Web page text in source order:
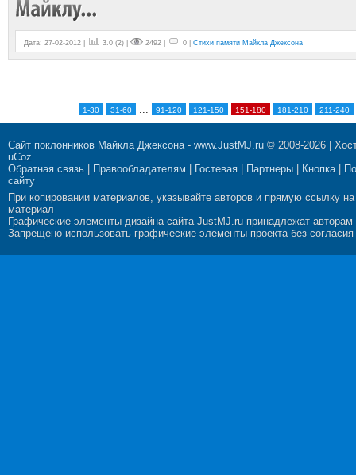
Дата: 27-02-2012 | 3.0 (2) | 2492 | 0 | Стихи памяти Майкла Джексона
1-30 31-60 ... 91-120 121-150 151-180 181-210 211-240
Сайт поклонников Майкла Джексона- www.JustMJ.ru © 2008-2026 |
uCoz
Обратная связь
Правообладателям Гостевая Партнеры Кнопка|
сайту
При копировании материалов, указывайте авторов и прямую ссылку на
материал
Графические элементы дизайна сайта JustMJ.ru принадлежат авторам
Запрещено использовать графические элементы проекта без согласия